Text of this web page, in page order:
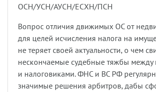
ОСН/УСН/АУСН/ЕСХН/ПСН
Вопрос отличия движимых ОС от
для целей исчисления налога на
не теряет своей актуальности, о чем
нескончаемые судебные тяжбы
и налоговиками. ФНС и ВС РФ
значимые решения арбитров, дабы